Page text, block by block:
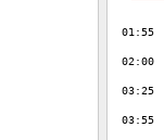
01:55
02:00
03:25
03:55